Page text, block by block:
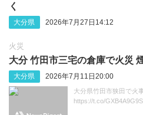
く
大分県 2026年7月27日14:12
火災
大分 竹田市三宅の倉庫で火災
大分県 2026年7月11日20:00
大分県竹田市狭田で火
https://t.co/